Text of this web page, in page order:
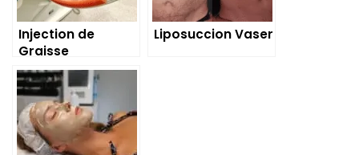
Injection de
Graisse
Liposuccion Vaser